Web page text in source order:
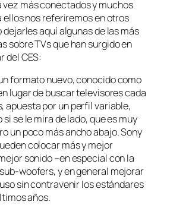
más conectados y muchos
ellos nos referiremos en otros
aquí algunas de las más
sobre TVs que han surgido en
del CES:
formato nuevo, conocido como
lugar de buscar televisores cada
apuesta por un perfil variable,
se le mira de lado, que es muy
un poco más ancho abajo. Sony
colocar más y mejor
sonido –en especial con la
woofers, y en general mejorar
sin contravenir los estándares
años.